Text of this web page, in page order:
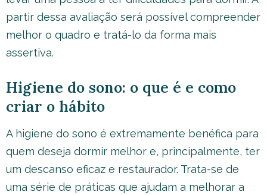
partir dessa avaliação será possível compreender
melhor o quadro e tratá-lo da forma mais
assertiva.
Higiene do sono: o que é e como
criar o hábito
A higiene do sono é extremamente benéfica para
quem deseja dormir melhor e, principalmente, ter
um descanso eficaz e restaurador. Trata-se de
uma série de práticas que ajudam a melhorar a